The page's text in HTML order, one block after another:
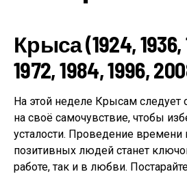
Крыса (1924, 1936,
1972, 1984, 1996,
На этой неделе Крысам следует
на своё самочувствие, чтобы
усталости. Проведение
позитивных людей станет
работе, так и в любви.